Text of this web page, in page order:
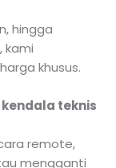
hingga
kami
khusus.
teknis
remote,
mengganti